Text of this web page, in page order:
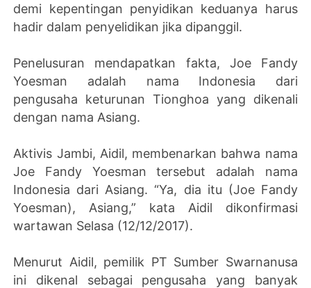
demi kepentingan penyidikan keduanya harus
hadir dalam penyelidikan jika dipanggil.
Penelusuran mendapatkan fakta, Joe Fandy
Yoesman adalah nama Indonesia dari
pengusaha keturunan Tionghoa yang dikenali
dengan nama Asiang.
Aktivis Jambi, Aidil, membenarkan bahwa nama
Joe Fandy Yoesman tersebut adalah nama
Indonesia dari Asiang. “Ya, dia itu (Joe Fandy
Yoesman), Asiang,” kata Aidil dikonfirmasi
wartawan Selasa (12/12/2017).
Menurut Aidil, pemilik PT Sumber Swarnanusa
ini dikenal sebagai pengusaha yang banyak